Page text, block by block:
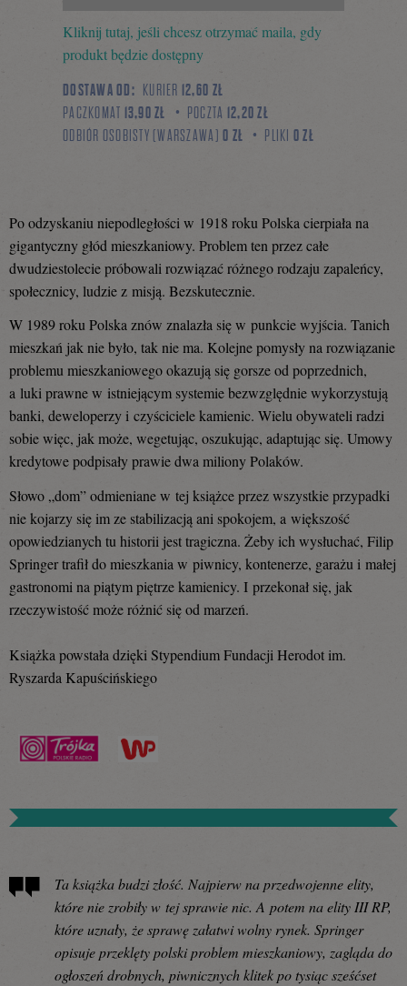
się
na
Kliknij tutaj, jeśli chcesz otrzymać maila, gdy
produkt będzie dostępny
DOSTAWA OD: KURIER 12,60 ZŁ
PACZKOMAT 13,90 ZŁ POCZTA 12,20 ZŁ
ODBIÓR OSOBISTY (WARSZAWA) 0 ZŁ PLIKI 0 ZŁ
Po odzyskaniu niepodległości w 1918 roku Polska cierpiała na
gigantyczny głód mieszkaniowy. Problem ten przez całe
dwudziestolecie próbowali rozwiązać różnego rodzaju zapaleńcy,
społecznicy, ludzie z misją. Bezskutecznie.
W 1989 roku Polska znów znalazła się w punkcie wyjścia. Tanich
mieszkań jak nie było, tak nie ma. Kolejne pomysły na rozwiązanie
problemu mieszkaniowego okazują się gorsze od poprzednich,
a luki prawne w istniejącym systemie bezwzględnie wykorzystują
banki, deweloperzy i czyściciele kamienic. Wielu obywateli radzi
sobie więc, jak może, wegetując, oszukując, adaptując się. Umowy
kredytowe podpisały prawie dwa miliony Polaków.
Słowo „dom” odmieniane w tej książce przez wszystkie przypadki
nie kojarzy się im ze stabilizacją ani spokojem, a większość
opowiedzianych tu historii jest tragiczna. Żeby ich wysłuchać, Filip
Springer trafił do mieszkania w piwnicy, kontenerze, garażu i małej
gastronomi na piątym piętrze kamienicy. I przekonał się, jak
rzeczywistość może różnić się od marzeń.
Książka powstała dzięki Stypendium Fundacji Herodot im.
Ryszarda Kapuścińskiego
Ta książka budzi złość. Najpierw na przedwojenne elity,
które nie zrobiły w tej sprawie nic. A potem na elity III RP,
które uznały, że sprawę załatwi wolny rynek. Springer
opisuje przeklęty polski problem mieszkaniowy, zagląda do
ogłoszeń drobnych, piwnicznych klitek po tysiąc sześćset